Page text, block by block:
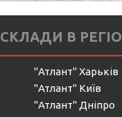
СКЛАДИ В
"Атлант" Харьків
"Атлант" Київ
"Атлант" Дніпро